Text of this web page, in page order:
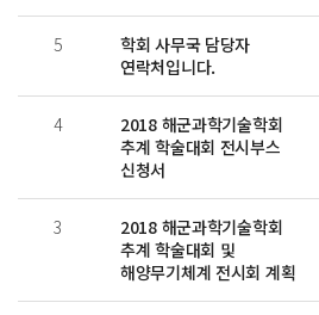
5
학회 사무국 담당자
연락처입니다.
4
2018 해군과학기술학회
추계 학술대회 전시부스
신청서
3
2018 해군과학기술학회
추계 학술대회 및
해양무기체계 전시회 계획